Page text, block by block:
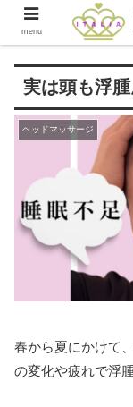
実は頭も浮
ヘッドマッサージ
春から夏にかけて
の変化や疲れで浮
menu